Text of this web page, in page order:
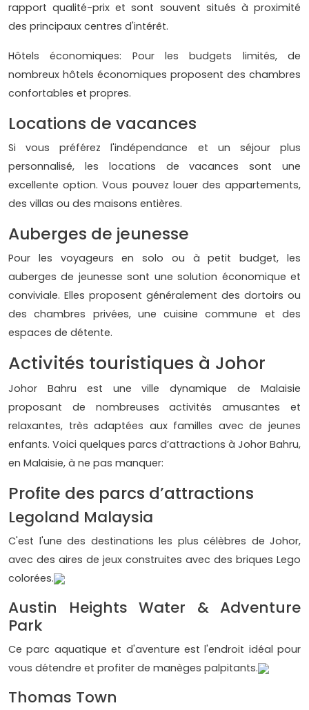
rapport qualité-prix et sont souvent situés à proximité
des principaux centres d'intérêt.
Hôtels économiques: Pour les budgets limités, de
nombreux hôtels économiques proposent des chambres
confortables et propres.
Locations de vacances
Si vous préférez l'indépendance et un séjour plus
personnalisé, les locations de vacances sont une
excellente option. Vous pouvez louer des appartements,
des villas ou des maisons entières.
Auberges de jeunesse
Pour les voyageurs en solo ou à petit budget, les
auberges de jeunesse sont une solution économique et
conviviale. Elles proposent généralement des dortoirs ou
des chambres privées, une cuisine commune et des
espaces de détente.
Activités touristiques à Johor
Johor Bahru est une ville dynamique de Malaisie
proposant de nombreuses activités amusantes et
relaxantes, très adaptées aux familles avec de jeunes
enfants. Voici quelques parcs d’attractions à Johor Bahru,
en Malaisie, à ne pas manquer:
Profite des parcs d’attractions
Legoland Malaysia
C'est l'une des destinations les plus célèbres de Johor,
avec des aires de jeux construites avec des briques Lego
colorées.
Austin Heights Water & Adventure
Park
Ce parc aquatique et d'aventure est l'endroit idéal pour
vous détendre et profiter de manèges palpitants.
Thomas Town